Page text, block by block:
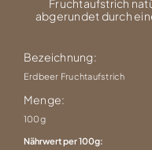
Fruchtaufstrich
abgerundet durch
Bezeichnung:
Erdbeer Fruchtaufstrich
Menge:
100g
Nährwert per 100g